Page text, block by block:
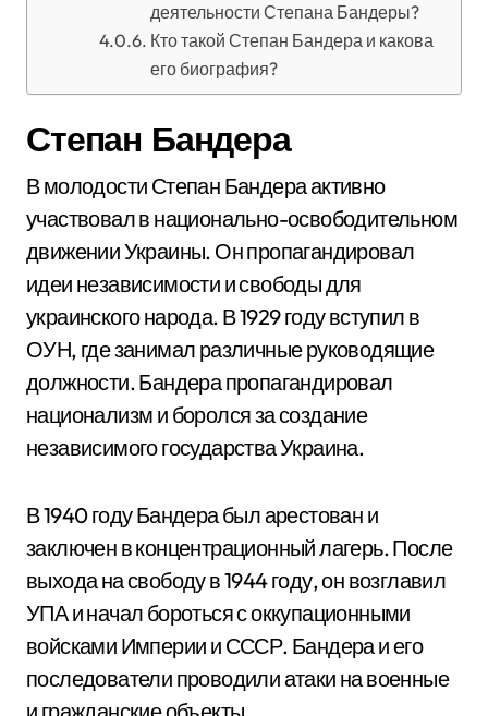
деятельности Степана Бандеры?
Кто такой Степан Бандера и какова
его биография?
Степан Бандера
В молодости Степан Бандера активно
участвовал в национально-освободительном
движении Украины. Он пропагандировал
идеи независимости и свободы для
украинского народа. В 1929 году вступил в
ОУН, где занимал различные руководящие
должности. Бандера пропагандировал
национализм и боролся за создание
независимого государства Украина.
В 1940 году Бандера был арестован и
заключен в концентрационный лагерь. После
выхода на свободу в 1944 году, он возглавил
УПА и начал бороться с оккупационными
войсками Империи и СССР. Бандера и его
последователи проводили атаки на военные